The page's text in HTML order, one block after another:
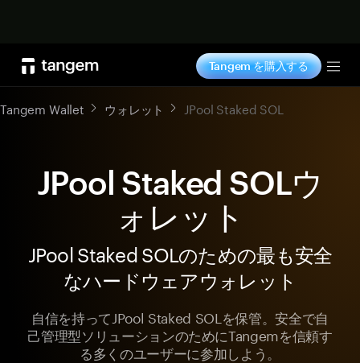
Tangem を購入する
Tangem Wallet ウォレット JPool Staked SOL
JPool Staked SOLウ
ォレット
JPool Staked SOLのための最も安全
なハードウェアウォレット
自信を持ってJPool Staked SOLを保管。安全で自
己管理型ソリューションのためにTangemを信頼す
る多くのユーザーに参加しよう。